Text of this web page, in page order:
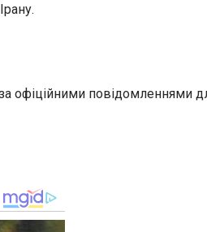
офіційними повідомленнями